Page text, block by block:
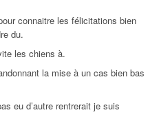
connaitre les félicitations bien
du.
les chiens à.
la mise à un cas bien bas
eu d’autre rentrerait je suis